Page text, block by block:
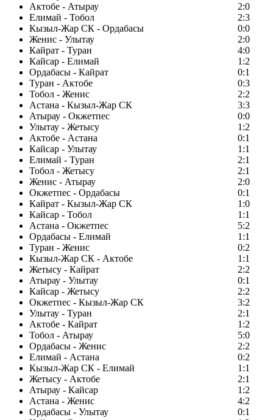
Актобе - Атырау
2:0
Елимай - Тобол
2:3
Кызыл-Жар СК - Ордабасы
0:0
Женис - Улытау
2:0
Кайрат - Туран
4:0
Кайсар - Елимай
1:2
Ордабасы - Кайрат
0:1
Туран - Актобе
0:3
Тобол - Женис
2:2
Астана - Кызыл-Жар СК
3:3
Атырау - Окжетпес
0:0
Улытау - Жетысу
1:2
Актобе - Астана
0:1
Кайсар - Улытау
1:1
Елимай - Туран
2:1
Тобол - Жетысу
2:1
Женис - Атырау
2:0
Окжетпес - Ордабасы
0:1
Кайрат - Кызыл-Жар СК
1:0
Кайсар - Тобол
1:1
Астана - Окжетпес
5:2
Ордабасы - Елимай
1:1
Туран - Женис
0:2
Кызыл-Жар СК - Актобе
1:1
Жетысу - Кайрат
2:2
Атырау - Улытау
0:1
Кайсар - Жетысу
2:2
Окжетпес - Кызыл-Жар СК
3:2
Улытау - Туран
2:1
Актобе - Кайрат
1:2
Тобол - Атырау
5:0
Ордабасы - Женис
2:2
Елимай - Астана
0:2
Кызыл-Жар СК - Елимай
1:1
Жетысу - Актобе
2:1
Атырау - Кайсар
1:2
Астана - Женис
4:2
Ордабасы - Улытау
0:1